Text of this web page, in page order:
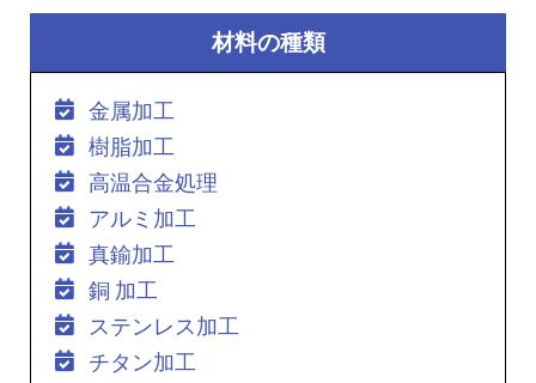
材料の種類
金属加工
樹脂加工
高温合金処理
アルミ加工
真鍮加工
銅 加工
ステンレス加工
チタン加工